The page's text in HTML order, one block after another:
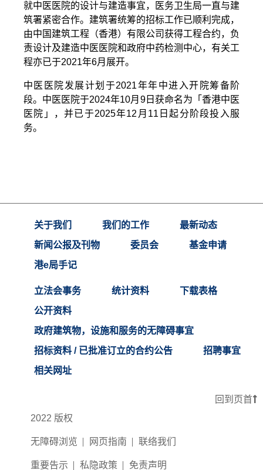
就中医医院的设计与建造事宜，医务卫生局一直与建
筑署紧密合作。建筑署统筹的招标工作已顺利完成，
由中国建筑工程（香港）有限公司获得工程合约，负
责设计及建造中医医院和政府中药检测中心，有关工
程亦已于2021年6月展开。
中医医院发展计划于2021年年中进入开院筹备阶
段。中医医院于2024年10月9日获命名为「香港中医
医院」，并已于2025年12月11日起分阶段投入服
务。
关于我们 我们的工作
最新动态
新闻公报及刊物
委员会
基金申请
港e局手记
立法会事务 统计资料
下载表格
公开资料
政府建筑物，设施和服务的无障碍事宜
招标资料 / 已批准订立的合约公告
招聘事宜
相关网址
回到页首
2022 版权
无障碍浏览 网页指南 联络我们
重要告示 私隐政策 免责声明